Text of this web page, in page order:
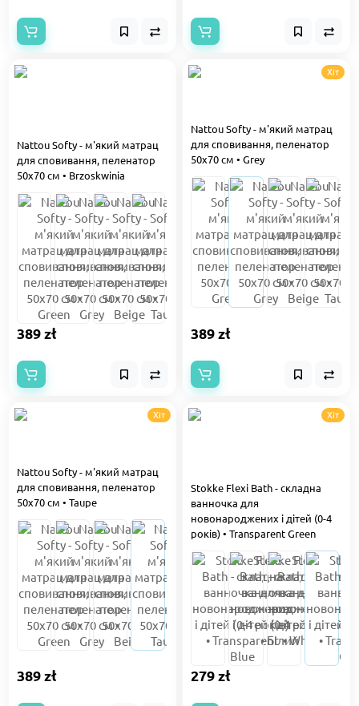
Nattou Softy - м'який матрац
для сповивання, пеленатор
50x70 см • Brzoskwinia
389 zł
Хіт
Nattou Softy - м'який матрац
для сповивання, пеленатор
50x70 см • Grey
389 zł
Хіт
Nattou Softy - м'який матрац
для сповивання, пеленатор
50x70 см • Taupe
389 zł
Хіт
Stokke Flexi Bath - складна
ванночка для
новонароджених і дітей (0-4
років) • Transparent Green
279 zł